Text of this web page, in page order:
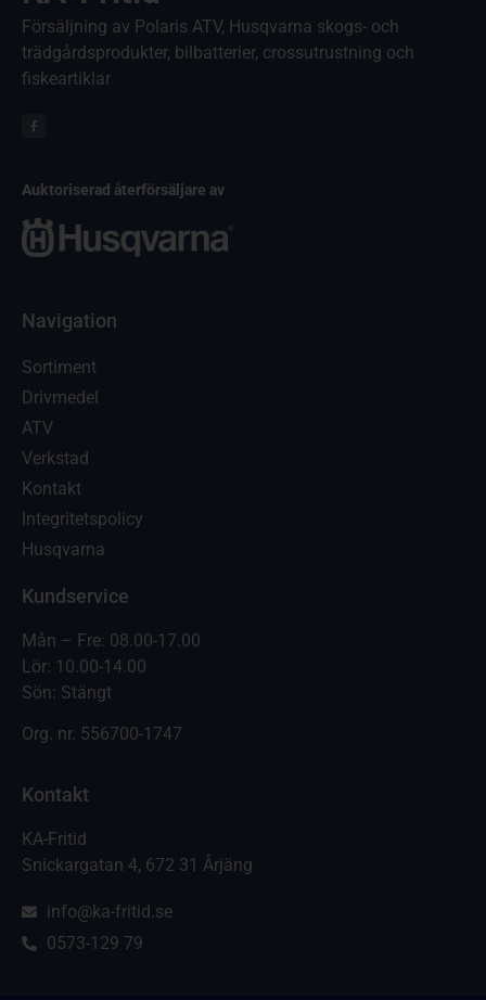
Försäljning av Polaris ATV, Husqvarna skogs- och
trädgårdsprodukter, bilbatterier, crossutrustning och
fiskeartiklar
Auktoriserad återförsäljare av
Navigation
Sortiment
Drivmedel
ATV
Verkstad
Kontakt
Integritetspolicy
Husqvarna
Kundservice
Mån – Fre: 08.00-17.00
Lör: 10.00-14.00
Sön: Stängt
Org. nr. 556700-1747
Kontakt
KA-Fritid
Snickargatan 4, 672 31 Årjäng
info@ka-fritid.se
0573-129 79